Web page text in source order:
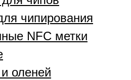
чипирования
NFC метки
оленей